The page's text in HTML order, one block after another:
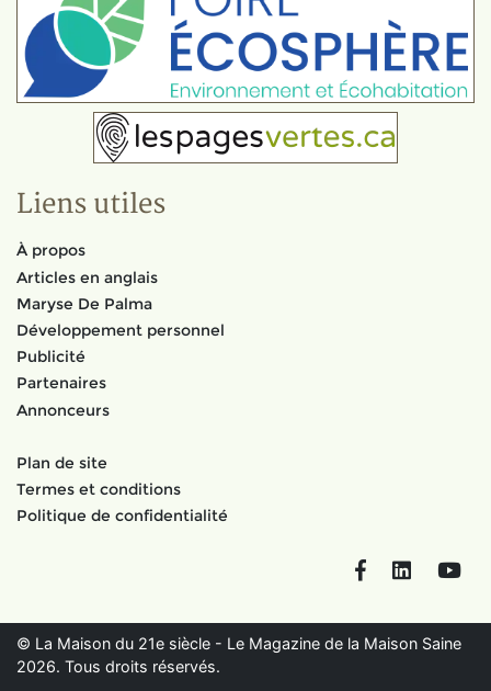
Liens utiles
À propos
Articles en anglais
Maryse De Palma
Développement personnel
Publicité
Partenaires
Annonceurs
Plan de site
Termes et conditions
Politique de confidentialité
FacebookLinkedIn
© La Maison du 21e siècle - Le Magazine de la Maison Saine
2026. Tous droits réservés.